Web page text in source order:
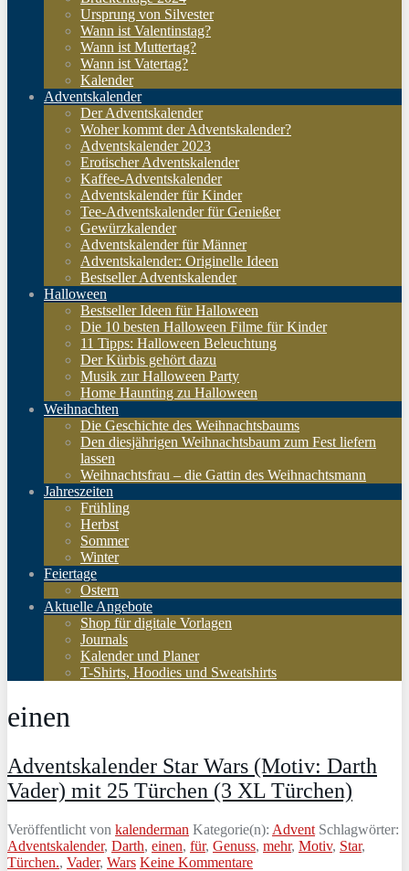
Ursprung von Silvester
Wann ist Valentinstag?
Wann ist Muttertag?
Wann ist Vatertag?
Kalender
Adventskalender
Der Adventskalender
Woher kommt der Adventskalender?
Adventskalender 2023
Erotischer Adventskalender
Kaffee-Adventskalender
Adventskalender für Kinder
Tee-Adventskalender für Genießer
Gewürzkalender
Adventskalender für Männer
Adventskalender: Originelle Ideen
Bestseller Adventskalender
Halloween
Bestseller Ideen für Halloween
Die 10 besten Halloween Filme für Kinder
11 Tipps: Halloween Beleuchtung
Der Kürbis gehört dazu
Musik zur Halloween Party
Home Haunting zu Halloween
Weihnachten
Die Geschichte des Weihnachtsbaums
Den diesjährigen Weihnachtsbaum zum Fest liefern
lassen
Weihnachtsfrau – die Gattin des Weihnachtsmann
Jahreszeiten
Frühling
Herbst
Sommer
Winter
Feiertage
Ostern
Aktuelle Angebote
Shop für digitale Vorlagen
Journals
Kalender und Planer
T-Shirts, Hoodies und Sweatshirts
einen
Adventskalender Star Wars (Motiv: Darth
Vader) mit 25 Türchen (3 XL Türchen)
Veröffentlicht von kalenderman Kategorie(n): Advent Schlagwörter:
Adventskalender, Darth, einen, für, Genuss, mehr, Motiv, Star,
Türchen., Vader, Wars Keine Kommentare